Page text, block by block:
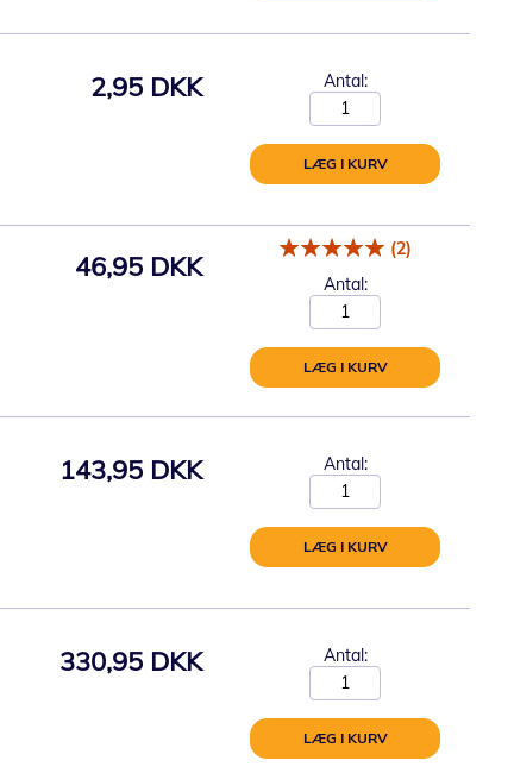
2,95 DKK Antal:
LÆG I KURV
46,95 DKK
(2)
Antal:
LÆG I KURV
143,95 DKK Antal:
LÆG I KURV
330,95 DKK Antal:
LÆG I KURV